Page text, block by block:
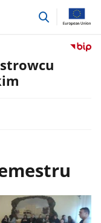
przejdź
Przejdź